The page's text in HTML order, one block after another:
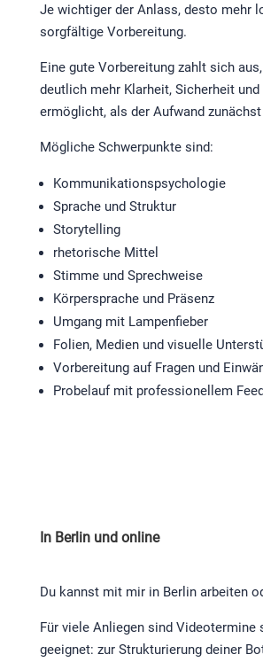
Je wichtiger der Anlass, desto mehr
sorgfältige Vorbereitung.
Eine gute Vorbereitung zahlt sich
deutlich mehr Klarheit, Sicherheit und
ermöglicht, als der Aufwand
Mögliche Schwerpunkte sind:
Kommunikationspsychologie
Sprache und Struktur
Storytelling
rhetorische Mittel
Stimme und Sprechweise
Körpersprache und Präsenz
Umgang mit Lampenfieber
Folien, Medien und visuelle
Vorbereitung auf Fragen und
Probelauf mit professionellem
In Berlin und online
Du kannst mit mir in Berlin arbeiten
Für viele Anliegen sind Videotermine
geeignet: zur Strukturierung deiner